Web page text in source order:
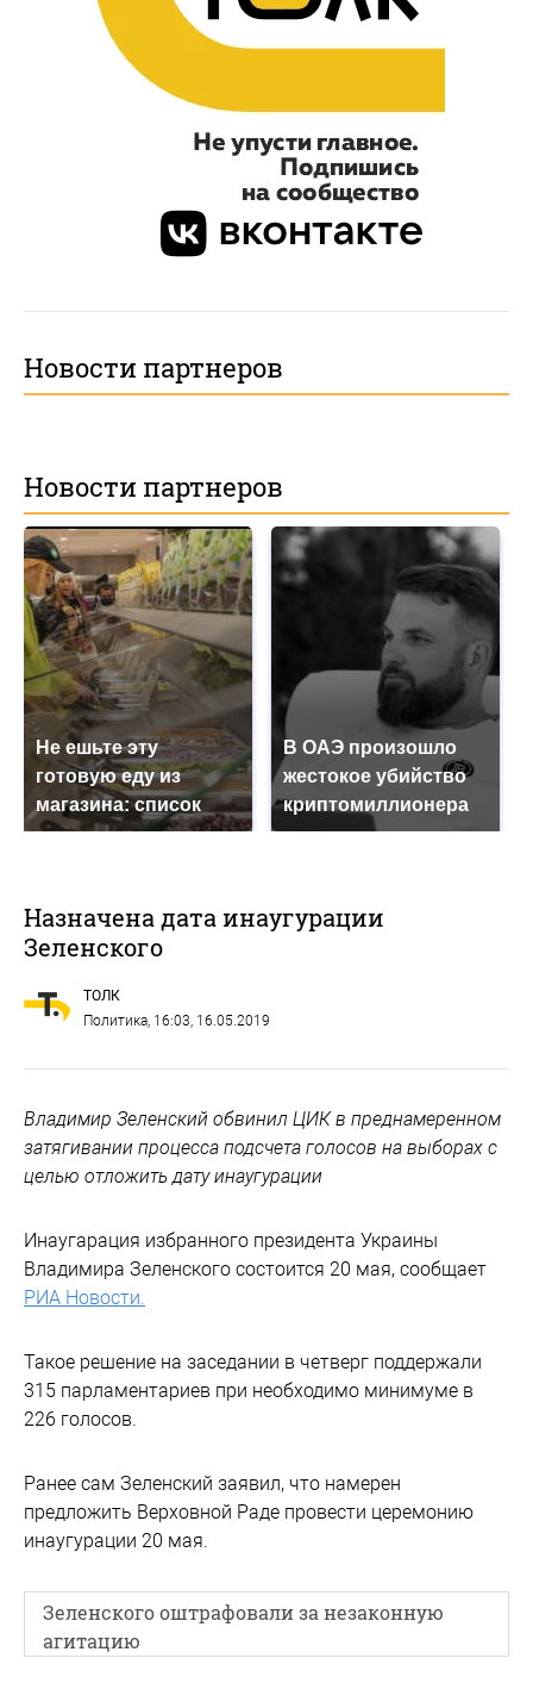
Новости партнеров
Новости партнеров
Не ешьте эту
готовую еду из
магазина: список
В ОАЭ произошло
жестокое убийство
криптомиллионера
Назначена дата инаугурации
Зеленского
ТОЛК
Политика, 16:03, 16.05.2019
Владимир Зеленский обвинил ЦИК в преднамеренном
затягивании процесса подсчета голосов на выборах с
целью отложить дату инаугурации
Инаугарация избранного президента Украины
Владимира Зеленского состоится 20 мая, сообщает
РИА Новости.
Такое решение на заседании в четверг поддержали
315 парламентариев при необходимо минимуме в
226 голосов.
Ранее сам Зеленский заявил, что намерен
предложить Верховной Раде провести церемонию
инаугурации 20 мая.
Зеленского оштрафовали за незаконную
агитацию